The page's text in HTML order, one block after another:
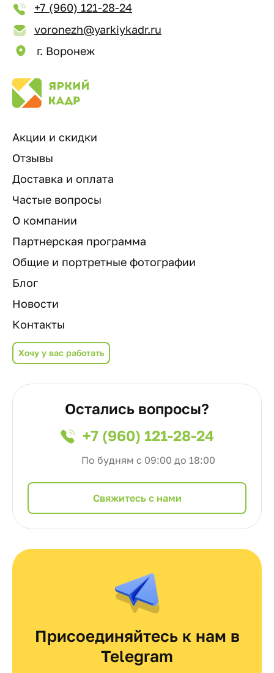
+7 (960) 121-28-24
voronezh@yarkiykadr.ru
г. Воронеж
Акции и скидки
Отзывы
Доставка и оплата
Частые вопросы
О компании
Партнерская программа
Общие и портретные фотографии
Блог
Новости
Контакты
Хочу у вас работать
Остались вопросы?
+7 (960) 121-28-24
По будням с 09:00 до 18:00
Cвяжитесь с нами
Присоединяйтесь к нам в
Telegram